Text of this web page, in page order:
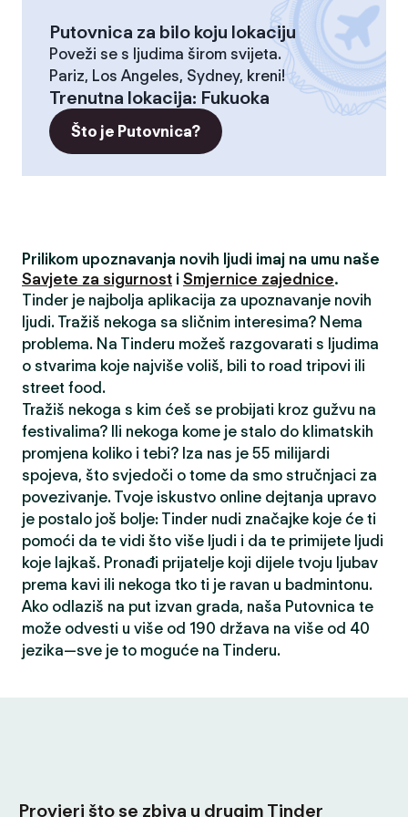
Putovnica za bilo koju lokaciju
Poveži se s ljudima širom svijeta.
Pariz, Los Angeles, Sydney, kreni!
Trenutna lokacija: Fukuoka
Što je Putovnica?
Prilikom upoznavanja novih ljudi imaj na umu naše
Savjete za sigurnost i Smjernice zajednice.
Tinder je najbolja aplikacija za upoznavanje novih
ljudi. Tražiš nekoga sa sličnim interesima? Nema
problema. Na Tinderu možeš razgovarati s ljudima
o stvarima koje najviše voliš, bili to road tripovi ili
street food.
Tražiš nekoga s kim ćeš se probijati kroz gužvu na
festivalima? Ili nekoga kome je stalo do klimatskih
promjena koliko i tebi? Iza nas je 55 milijardi
spojeva, što svjedoči o tome da smo stručnjaci za
povezivanje. Tvoje iskustvo online dejtanja upravo
je postalo još bolje: Tinder nudi značajke koje će ti
pomoći da te vidi što više ljudi i da te primijete ljudi
koje lajkaš. Pronađi prijatelje koji dijele tvoju ljubav
prema kavi ili nekoga tko ti je ravan u badmintonu.
Ako odlaziš na put izvan grada, naša Putovnica te
može odvesti u više od 190 država na više od 40
jezika—sve je to moguće na Tinderu.
Provjeri što se zbiva u drugim Tinder